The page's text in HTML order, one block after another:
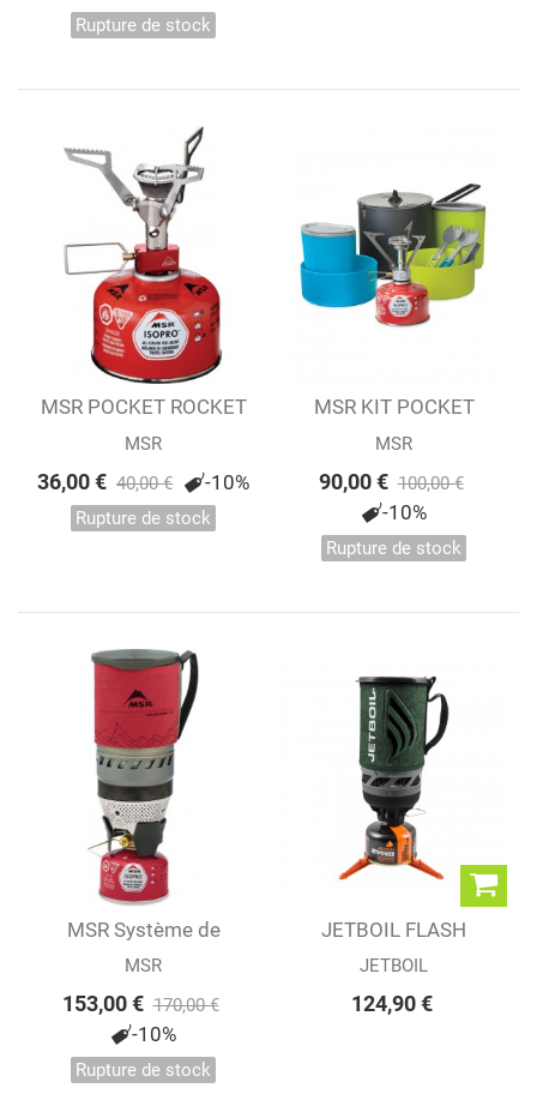
Rupture de stock
MSR POCKET ROCKET
2
MSR
36,00 € 40,00 € -10%
Rupture de stock
MSR KIT POCKET
ROCKET
MSR
90,00 € 100,00 €
-10%
Rupture de stock
MSR Système de
réchaud WindBurner®
MSR
153,00 € 170,00 €
-10%
Rupture de stock
JETBOIL FLASH
JETBOIL
124,90 €